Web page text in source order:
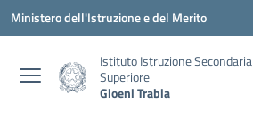
Vai ai contenuti
Vai al menu di navigazione
Vai al footer
Ministero dell'Istruzione e del Merito
Istituto Istruzione Secondaria
Superiore
Gioeni Trabia